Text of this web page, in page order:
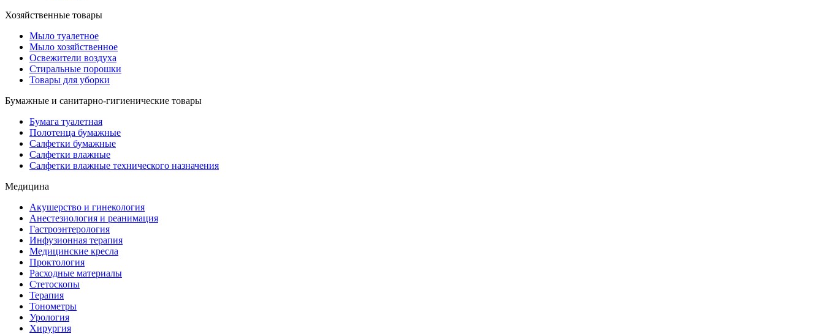
Хозяйственные товары
Мыло туалетное
Мыло хозяйственное
Освежители воздуха
Стиральные порошки
Товары для уборки
Бумажные и санитарно-гигиенические товары
Бумага туалетная
Полотенца бумажные
Салфетки бумажные
Салфетки влажные
Салфетки влажные технического назначения
Медицина
Акушерство и гинекология
Анестезиология и реанимация
Гастроэнтерология
Инфузионная терапия
Медицинские кресла
Проктология
Расходные материалы
Стетоскопы
Терапия
Тонометры
Урология
Хирургия